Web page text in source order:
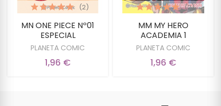
MN ONE PIECE Nº01
ESPECIAL
PLANETA COMIC
(2)
1,96 €
MM MY HERO
ACADEMIA 1
PLANETA COMIC
(2)
1,96 €